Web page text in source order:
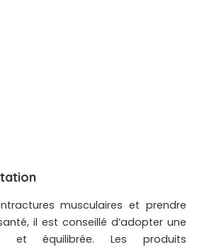
musculaires et prendre
il est conseillé d’adopter une
et équilibrée. Les produits